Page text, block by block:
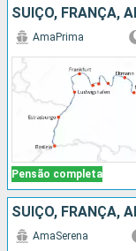
SUÍÇO, FRANÇA,
Pensão completa
AmaPrima
SUÍÇO, FRANÇA,
AmaSerena